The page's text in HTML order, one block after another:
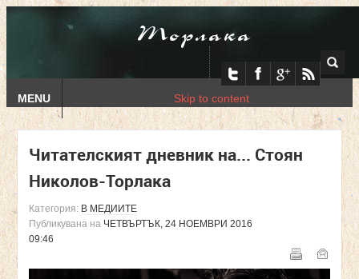
Торлака
MENU Skip to content
Читателският дневник на... Стоян
Николов-Торлака
Категория: В МЕДИИТЕ
Публикувана на ЧЕТВЪРТЪК, 24 НОЕМВРИ 2016
09:46